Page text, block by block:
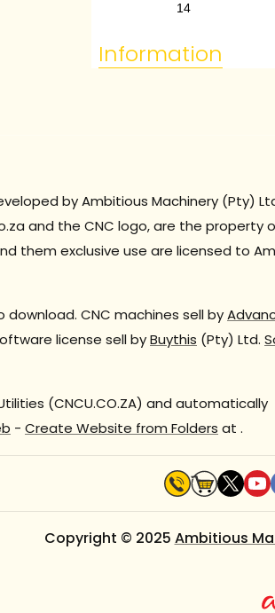
14
Information
by Ambitious Machinery (Pty)
and the CNC logo, are the property
them exclusive use are licensed to
CNC machines sell by
license sell byBuythis (Pty) Ltd.
(CNCU.CO.ZA) and automatically
- Create Website from Folders at .
Copyright © 2025 Ambitious